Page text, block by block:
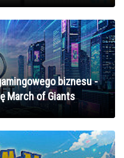
biznesu -
March of Giants